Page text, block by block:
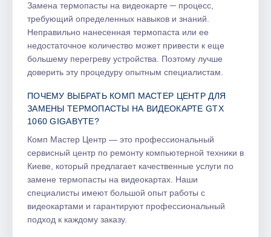
Замена термопасты на видеокарте ─ процесс,
требующий определенных навыков и знаний.
Неправильно нанесенная термопаста или ее
недостаточное количество может привести к еще
большему перегреву устройства. Поэтому лучше
доверить эту процедуру опытным специалистам.
ПОЧЕМУ ВЫБРАТЬ КОМП МАСТЕР ЦЕНТР ДЛЯ
ЗАМЕНЫ ТЕРМОПАСТЫ НА ВИДЕОКАРТЕ GTX
1060 GIGABYTE?
Комп Мастер Центр ― это профессиональный
сервисный центр по ремонту компьютерной техники в
Киеве, который предлагает качественные услуги по
замене термопасты на видеокартах. Наши
специалисты имеют большой опыт работы с
видеокартами и гарантируют профессиональный
подход к каждому заказу.